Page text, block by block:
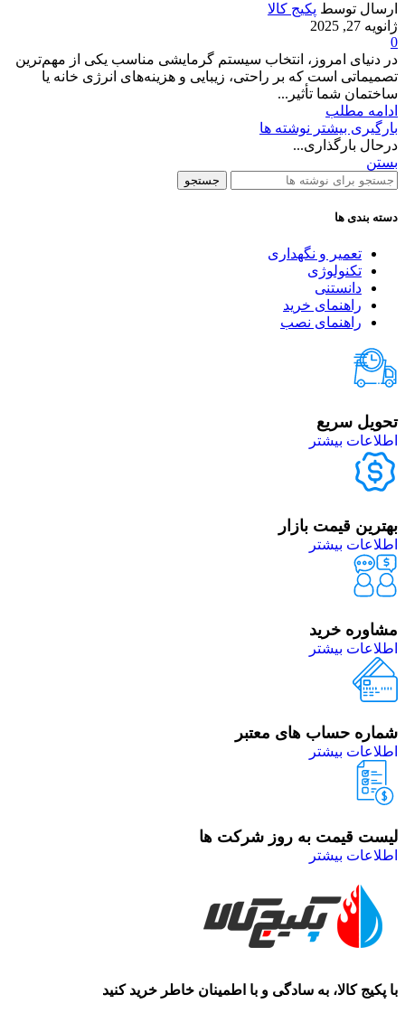
ارسال توسط پکیج کالا
ژانویه 27, 2025
0
در دنیای امروز، انتخاب سیستم گرمایشی مناسب یکی از مهم‌ترین
تصمیماتی است که بر راحتی، زیبایی و هزینه‌های انرژی خانه یا
ساختمان شما تأثیر...
ادامه مطلب
بارگیری بیشتر نوشته ها
درحال بارگذاری...
بستن
جستجو
دسته بندی ها
تعمیر و نگهداری
تکنولوژی
دانستنی
راهنمای خرید
راهنمای نصب
تحویل سریع
اطلاعات بیشتر
بهترین قیمت بازار
اطلاعات بیشتر
مشاوره خرید
اطلاعات بیشتر
شماره حساب های معتبر
اطلاعات بیشتر
لیست قیمت به روز شرکت ها
اطلاعات بیشتر
با پکیج کالا، به سادگی و با اطمینان خاطر خرید کنید